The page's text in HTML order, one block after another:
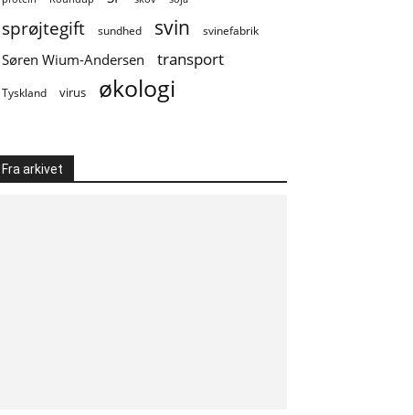
sprøjtegift sundhed svin svinefabrik
Søren Wium-Andersen transport
Tyskland virus økologi
Fra arkivet